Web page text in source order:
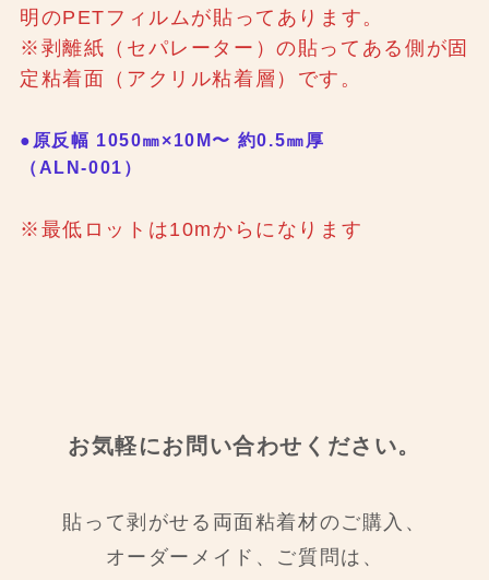
明のPETフィルムが貼ってあります。
※剥離紙（セパレーター）の貼ってある側が固
定粘着面（アクリル粘着層）です。
●原反幅 1050㎜×10M〜 約0.5㎜厚
（ALN-001）
※最低ロットは10mからになります
お気軽にお問い合わせください。
貼って剥がせる両面粘着材のご購入、
オーダーメイド、ご質問は、